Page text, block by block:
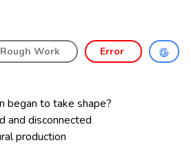
Rough Work Error
began to take shape?
and disconnected
production